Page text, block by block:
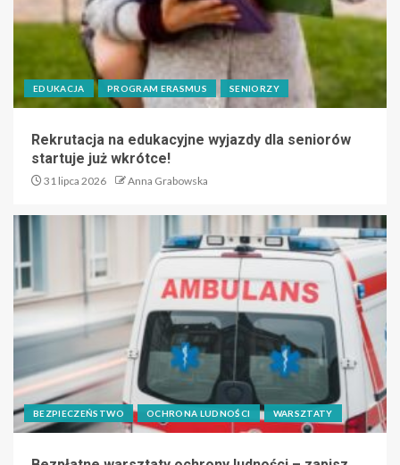
EDUKACJA PROGRAM ERASMUS SENIORZY
Rekrutacja na edukacyjne wyjazdy dla seniorów
startuje już wkrótce!
31 lipca 2026 Anna Grabowska
BEZPIECZEŃSTWO OCHRONA LUDNOŚCI WARSZTATY